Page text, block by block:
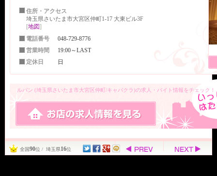
住所・アクセス
埼玉県さいたま市大宮区仲町1-17 大東ビル3F
[地図]
電話番号
048-729-8776
営業時間
19:00～LAST
定休日
日
ルパン (埼玉県さいたま市大宮区仲町/キャバクラ)の求人・バイト情報をチェック！
全国90位 / 埼玉県16位